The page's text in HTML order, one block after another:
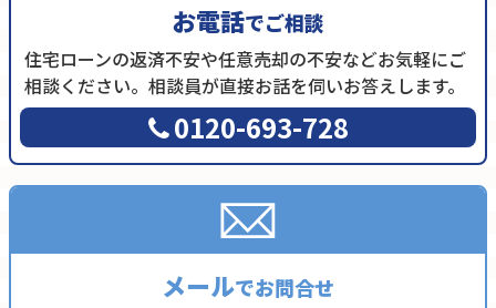
お電話でご相談
住宅ローンの返済不安や任意売却の不安などお気軽にご
相談ください。相談員が直接お話を伺いお答えします。
0120-693-728
メールでお問合せ